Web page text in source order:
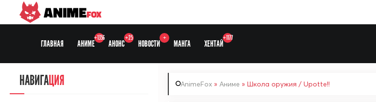
ANIMEFOX
ГЛАВНАЯ АНИМЕ
+1356
АНОНС
+25
НОВОСТИ
+
МАНГА ХЕНТАЙ
+1177
AnimeFox » Аниме » Школа оружия / Upotte!!
НАВИГАЦИЯ